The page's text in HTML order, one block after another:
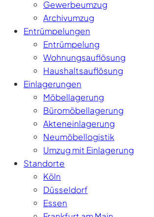
Gewerbeumzug
Archivumzug
Entrümpelungen
Entrümpelung
Wohnungsauflösung
Haushaltsauflösung
Einlagerungen
Möbellagerung
Büromöbellagerung
Akteneinlagerung
Neumöbellogistik
Umzug mit Einlagerung
Standorte
Köln
Düsseldorf
Essen